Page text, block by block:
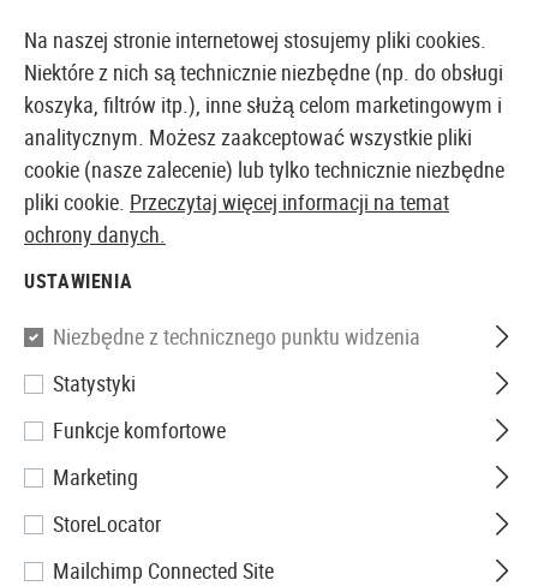
EUROPEJSKI AIRSOFT SKLEP I HURTOWNIA
Strona główna
82 Produkty
Na naszej stronie internetowej stosujemy pliki cookies.
Niektóre z nich są technicznie niezbędne (np. do obsługi
koszyka, filtrów itp.), inne służą celom marketingowym i
analitycznym. Możesz zaakceptować wszystkie pliki
cookie (nasze zalecenie) lub tylko technicznie niezbędne
pliki cookie. Przeczytaj więcej informacji na temat
ochrony danych.
USTAWIENIA
Niezbędne z technicznego punktu widzenia
Statystyki
Funkcje komfortowe
Marketing
StoreLocator
Mailchimp Connected Site